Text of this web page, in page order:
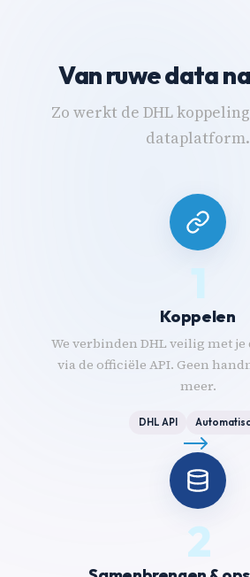
Van ruwe data
Zo werkt de DHL
dataplatform.
1
Koppelen
We verbinden DHL veilig met
via de officiële API. Geen
meer.
DHL API
2